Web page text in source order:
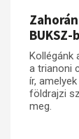
BUKSZ-
Kollégánk
a trianoni
ír,
földrajzi
meg.